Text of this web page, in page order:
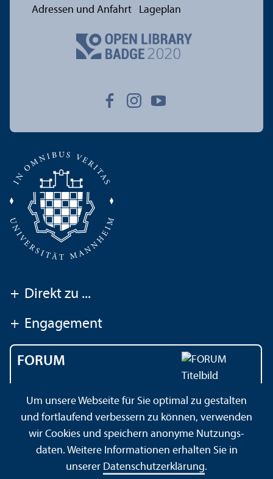
Adressen und Anfahrt Lageplan
+ Direkt zu ...
+ Engagement
FORUM
Universität Mannheim
Impressum Datenschutz­erklärung Sitemap
Um unsere Webseite für Sie optimal zu gestalten
und fortlaufend verbessern zu können, verwenden
wir Cookies und speichern anonyme Nutzungs­
daten. Weitere Informationen erhalten Sie in
unserer Datenschutz­erklärung.